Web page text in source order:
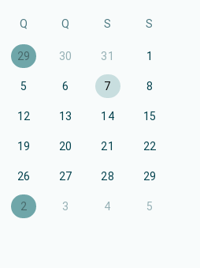
Q Q S S
29 30 31 1
5 6 7 8
12 13 14 15
19 20 21 22
26 27 28 29
2 3 4 5